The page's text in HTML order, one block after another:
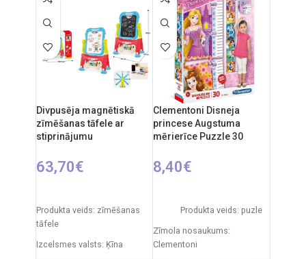
50 cm
Produkta izmēri: 30 x 49 x 67
Ieteicamais vecums: no 3
35 cm
Produkta izmēri: 33,5 x 32 x
54,5 cm
Ieteicamais vecums: no 3
gadiem.
Divpusēja magnētiskā
zīmēšanas tāfele ar
stiprinājumu
63,70€
Produkta veids: zīmēšanas
tāfele
Izcelsmes valsts: Ķīna
Clementoni Disneja
princese Augstuma
mērierīce Puzzle 30
8,40€
Produkta veids: puzle
Zīmola nosaukums:
Clementoni